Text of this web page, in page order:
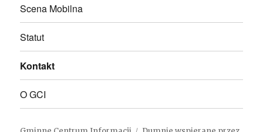
Scena Mobilna
Statut
Kontakt
O GCI